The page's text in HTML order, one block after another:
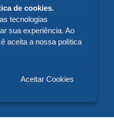
de cookies.
tecnologias
sua experiência. Ao
aceita a nossa política
Aceitar Cookies